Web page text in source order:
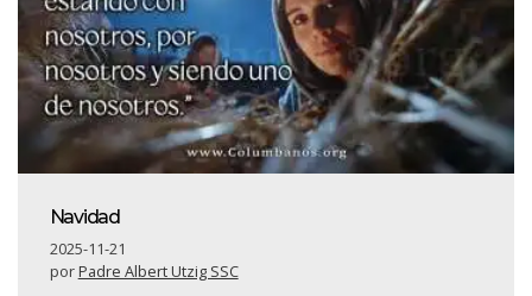
Navidad
2025-11-21
porPadre Albert Utzig SSC